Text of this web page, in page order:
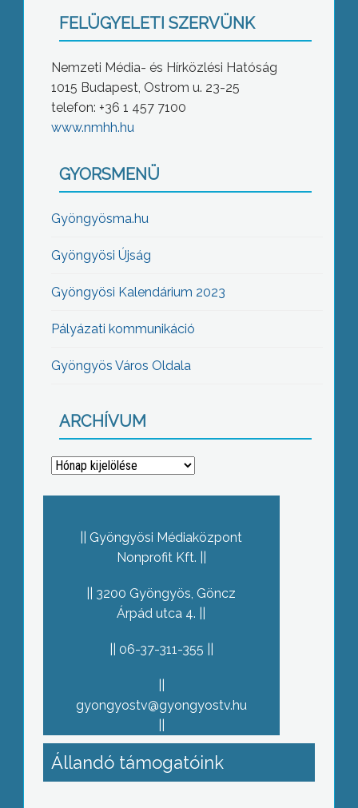
FELÜGYELETI SZERVÜNK
Nemzeti Média- és Hírközlési Hatóság
1015 Budapest, Ostrom u. 23-25
telefon: +36 1 457 7100
www.nmhh.hu
GYORSMENÜ
Gyöngyösma.hu
Gyöngyösi Újság
Gyöngyösi Kalendárium 2023
Pályázati kommunikáció
Gyöngyös Város Oldala
ARCHÍVUM
Archívum
Gyöngyösi Médiaközpont
Nonprofit Kft.
3200 Gyöngyös, Göncz
Árpád utca 4.
06-37-311-355
gyongyostv@gyongyostv.hu
Állandó támogatóink